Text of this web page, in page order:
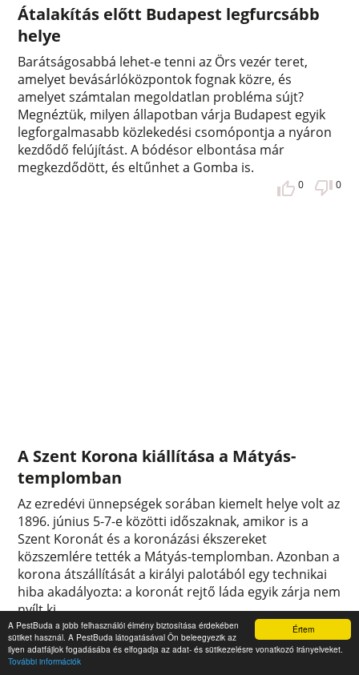
Értem
A PestBuda a jobb felhasználói élmény biztosítása érdekében
sütiket használ. A PestBuda látogatásával Ön beleegyezik az
ilyen adatfájlok fogadásába és elfogadja az adat- és sütikezelésre vonatkozó irányelveket.
További információk
Átalakítás előtt Budapest legfurcsább
helye
Barátságosabbá lehet-e tenni az Örs vezér teret,
amelyet bevásárlóközpontok fognak közre, és
amelyet számtalan megoldatlan probléma sújt?
Megnéztük, milyen állapotban várja Budapest egyik
legforgalmasabb közlekedési csomópontja a nyáron
kezdődő felújítást. A bódésor elbontása már
megkezdődött, és eltűnhet a Gomba is.
0 0
A Szent Korona kiállítása a Mátyás-
templomban
Az ezredévi ünnepségek sorában kiemelt helye volt az
1896. június 5-7-e közötti időszaknak, amikor is a
Szent Koronát és a koronázási ékszereket
közszemlére tették a Mátyás-templomban. Azonban a
korona átszállítását a királyi palotából egy technikai
hiba akadályozta: a koronát rejtő láda egyik zárja nem
nyílt ki.
0